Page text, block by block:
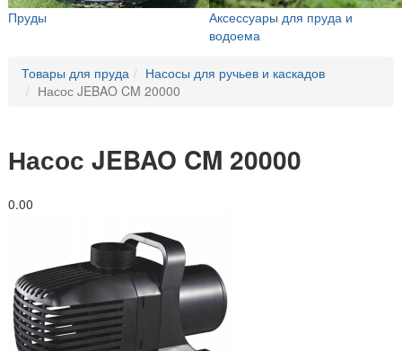
Пруды
Аксессуары для пруда и
водоема
Товары для пруда
Насосы для ручьев и каскадов
Насос JEBAO CM 20000
Насос JEBAO CM 20000
0.00